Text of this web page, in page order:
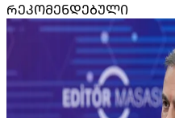
ᲠᲔᲙᲝᲛᲔᲜᲓᲔᲑᲣᲚᲘ